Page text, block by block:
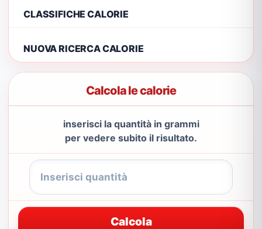
CLASSIFICHE CALORIE
NUOVA RICERCA CALORIE
Calcola le calorie
inserisci la quantità in grammi
per vedere subito il risultato.
Calcola